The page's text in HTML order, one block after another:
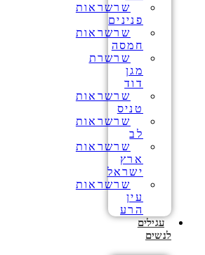
שרשראות
פנינים
שרשראות
חמסה
שרשרת
מגן
דוד
שרשראות
טניס
שרשראות
לב
שרשראות
ארץ
ישראל
שרשראות
עין
הרע
עגילים
לנשים